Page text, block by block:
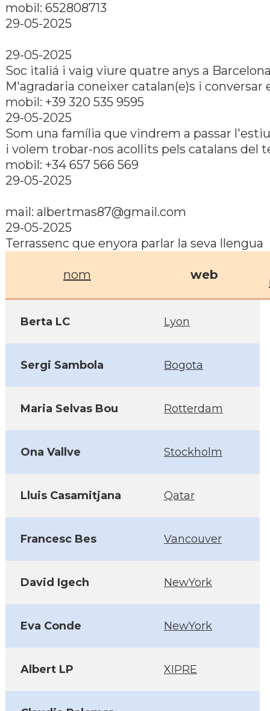
mobil: 652808713
29-05-2025
29-05-2025
Soc italiá i vaig viure quatre anys a
M'agradaria coneixer catalan(e)s i conversar
mobil: +39 320 535 9595
29-05-2025
Som una família que vindrem a passar
i volem trobar-nos acollits pels catalans del
mobil: +34 657 566 569
29-05-2025
mail: albertmas87@gmail.com
29-05-2025
Terrassenc que enyora parlar la seva llengua
nom web
Berta LC Lyon
Sergi Sambola Bogota
Maria Selvas Bou Rotterdam
Ona Vallve Stockholm
Lluis Casamitjana Qatar
Francesc Bes Vancouver
David Igech NewYork
Eva Conde NewYork
Albert LP XIPRE